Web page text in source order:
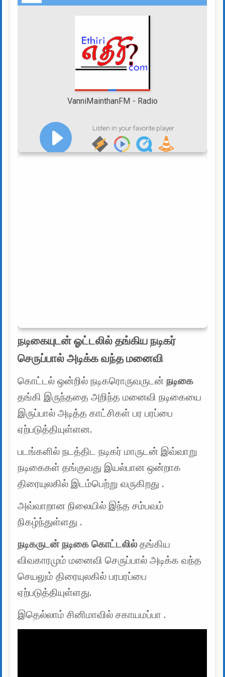
நடிகையுடன் ஓட்டலில் தங்கிய நடிகர்
செருப்பால் அடிக்க வந்த மனைவி
கொட்டல் ஒன்றில் நடிகரொருவருடன்நடிகை
தங்கி இருந்ததை அறிந்த மனைவி நடிகையை
இருப்பால் அடித்த காட்சிகள் பர பரப்பை
ஏற்படுத்தியுள்ளன.
படங்களில் நடத்திட நடிகர் மாருடன் இவ்வாறு
நடிகைகள் தங்குவது இயல்பான ஒன்றாக
திரையுலகில் இடம்பெற்று வருகிறது .
அவ்வாறான நிலையில் இந்த சம்பவம்
நிகழ்ந்துள்ளது .
நடிகருடன் நடிகை கொட்டலில் தங்கிய
விவகாரமும் மனைவி செருப்பால் அடிக்க வந்த
செயலும் திரையுலகில் பரபரப்பை
ஏற்படுத்தியுள்ளது.
இதெல்லாம் சினிமாவில் சகாயமப்பா .